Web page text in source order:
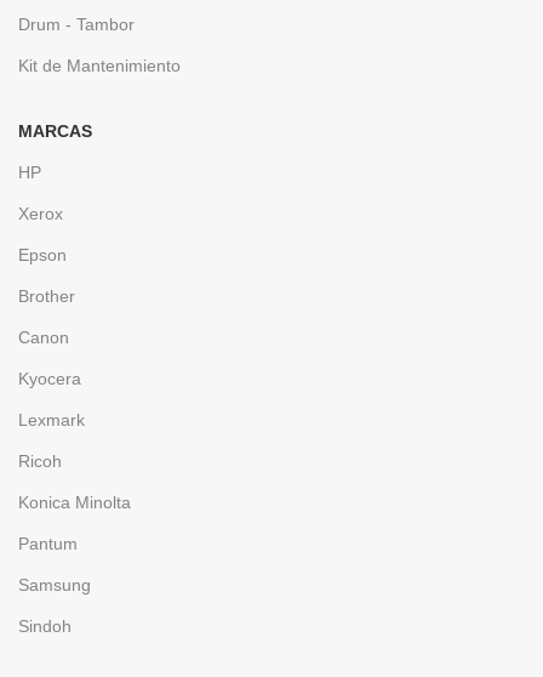
Drum - Tambor
Kit de Mantenimiento
MARCAS
HP
Xerox
Epson
Brother
Canon
Kyocera
Lexmark
Ricoh
Konica Minolta
Pantum
Samsung
Sindoh